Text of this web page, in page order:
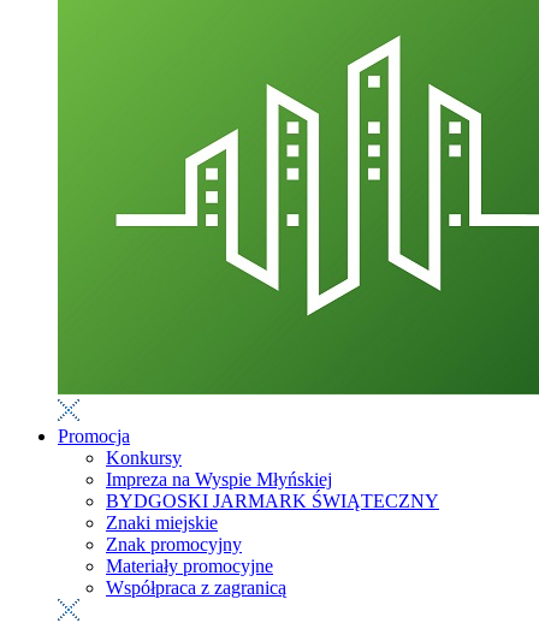
Promocja
Konkursy
Impreza na Wyspie Młyńskiej
BYDGOSKI JARMARK ŚWIĄTECZNY
Znaki miejskie
Znak promocyjny
Materiały promocyjne
Współpraca z zagranicą